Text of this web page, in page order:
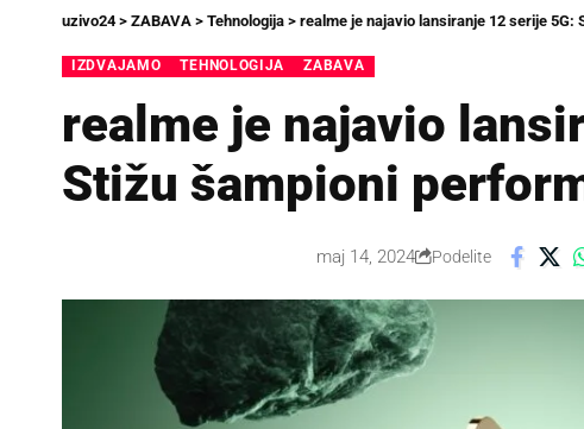
uzivo24> ZABAVA > Tehnologija > realme je najavio lansiranje 12 serije 5G:
IZDVAJAMO TEHNOLOGIJA ZABAVA
realme je najavio
Stižu šampioni
maj 14, 2024 Podelite